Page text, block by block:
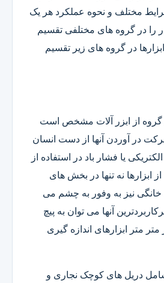
مختلف و نحوه عملکرد هر یک
را در گروه های مختلفی تقسیم
در گروه های زیر تقسیم
گروه از ابزر آلات مشخص است
در آوردن آنها از دست انسان
یا فشار باد در استفاده از
ابزارها نه تنها در بخش های
نیز به وفور به چشم می
آنها می توان به پیچ
متر ابزارهای اندازه گیری
شامل دریل های کوچک نجاری و